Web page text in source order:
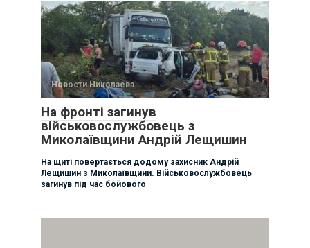
Новости Николаева
На фронті загинув
військовослужбовець з
Миколаївщини Андрій Лещишин
На щиті повертається додому захисник Андрій
Лещишин з Миколаївщини. Військовослужбовець
загинув під час бойового